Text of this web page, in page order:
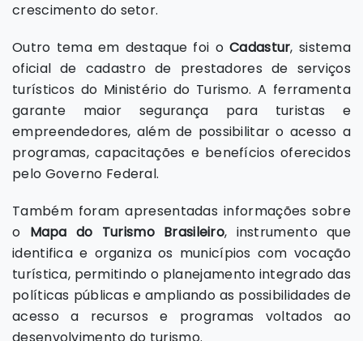
crescimento do setor.
Outro tema em destaque foi oCadastur, sistema
oficial de cadastro de prestadores de serviços
turísticos do Ministério do Turismo. A ferramenta
garante maior segurança para turistas e
empreendedores, além de possibilitar o acesso a
programas, capacitações e benefícios oferecidos
pelo Governo Federal.
Também foram apresentadas informações sobre
o Mapa do Turismo Brasileiro, instrumento que
identifica e organiza os municípios com vocação
turística, permitindo o planejamento integrado das
políticas públicas e ampliando as possibilidades de
acesso a recursos e programas voltados ao